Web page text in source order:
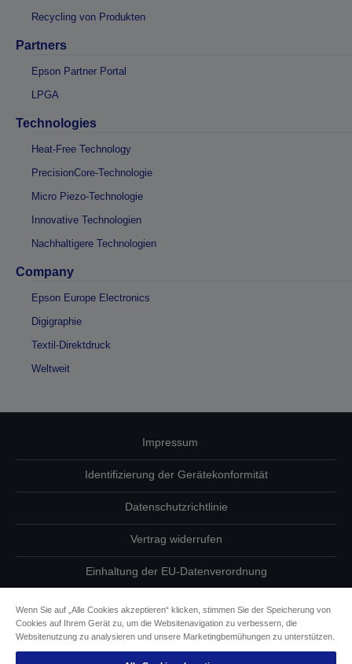
Recycling von Produkten
Partners
Epson Partner Portal
LPGA
Technologies
Heat-Free Technology
PrecisionCore-Technologie
Micro Piezo-Technologie
Innovative Technologien
Nachhaltigere Technologien
Company
Epson Europe Electronics
Digigraphie
Textil-Direktdruck
Weltweit
Impressum
Identifizierung der Gerätekonformität
Datenschutzrichtlinie
Vertrag widerrufen
Einhaltung der EU-Datenverordnung
Informationen zu Cookies
Wenn Sie auf „Alle Cookies akzeptieren“ klicken, stimmen Sie der Speicherung von
Cookies auf Ihrem Gerät zu, um die Websitenavigation zu verbessern, die
Websitenutzung zu analysieren und unsere Marketingbemühungen zu unterstützen.